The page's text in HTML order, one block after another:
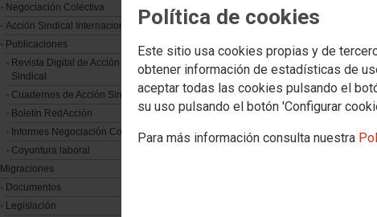
Política de cookies
Este sitio usa cookies propias y de
obtener información de estadísticas de
aceptar todas las cookies pulsando el
su uso pulsando el botón 'Configurar
Para más información consulta nuestra
Negociación Colectiva
Acción Sindical Internacional
Publicaciones
Revista Digital de Acción
Sindical
Cuadernos de Acción Sindical
Boletín RedAcción
Informes Negociación Colectiva
Coyuntura laboral
Migraciones
Documentos
Legislación
Trabajadora 89